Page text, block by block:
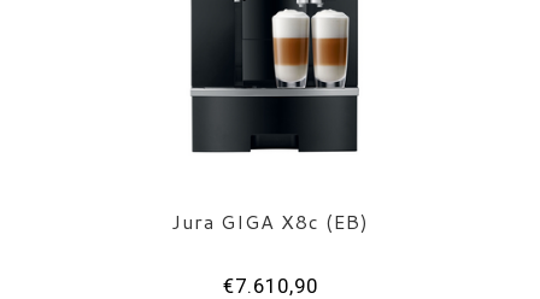
Jura GIGA X8c (EB)
€7.610,90